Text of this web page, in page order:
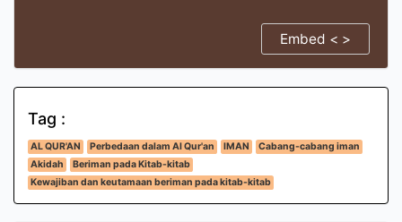
Embed < >
Tag :
AL QUR'AN Perbedaan dalam Al Qur'an IMAN
Cabang-cabang iman
Akidah
Beriman pada Kitab-kitab
Kewajiban dan keutamaan beriman pada kitab-kitab